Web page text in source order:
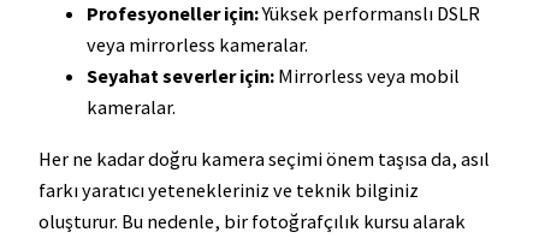
Profesyoneller için:Yüksek performanslı DSLR
veya mirrorless kameralar.
Seyahat severler için: Mirrorless veya mobil
kameralar.
Her ne kadar doğru kamera seçimi önem taşısa da, asıl
farkı yaratıcı yetenekleriniz ve teknik bilginiz
oluşturur. Bu nedenle, bir fotoğrafçılık kursu alarak